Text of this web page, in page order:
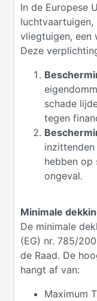
In de Europese
luchtvaartuigen,
vliegtuigen, een
Deze
schade
tegen
hebben op
ongeval.
Minimale
De minimale
(EG) nr. 785/
de Raad. De
hangt af van:
Maximum